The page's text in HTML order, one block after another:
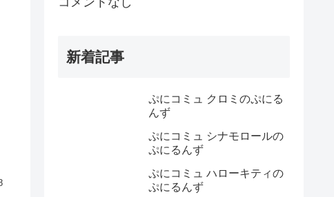
新着記事
ぷにコミュ クロミのぷにる
んず
ぷにコミュ シナモロールの
ぷにるんず
ぷにコミュ ハローキティの
ぷにるんず